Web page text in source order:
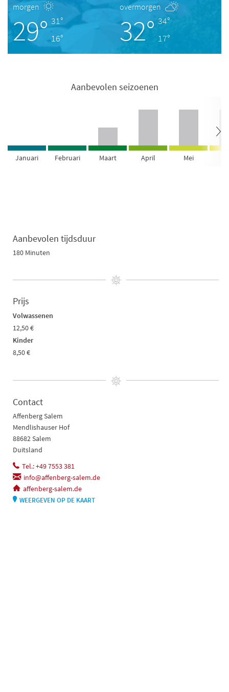
morgen
29° 31°
16°
overmorgen
32° 34°
17°
Aanbevolen seizoenen
Januari Februari Maart April Mei
Aanbevolen tijdsduur
180 Minuten
Prijs
Volwassenen
12,50 €
Kinder
8,50 €
Contact
Affenberg Salem
Mendlishauser Hof
88682 Salem
Duitsland
Tel.: +49 7553 381
info@affenberg-salem.de
affenberg-salem.de
WEERGEVEN OP DE KAART